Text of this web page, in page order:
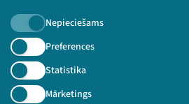
Nepieciešams
Preferences
Statistika
Mārketings
Piesakies jaunumiem!
Nepalaid garām aktuālāko informāciju!